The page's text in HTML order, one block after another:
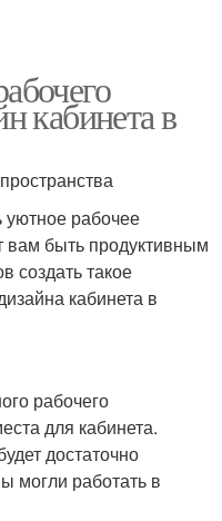
кабинета в
уютное рабочее
вам быть продуктивным
создать такое
кабинета в
рабочего
для кабинета.
достаточно
могли работать в